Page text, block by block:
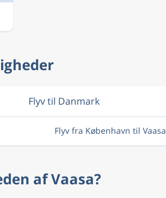
Flyv til Danmark
Flyv fra København til Vaasa
af Vaasa?